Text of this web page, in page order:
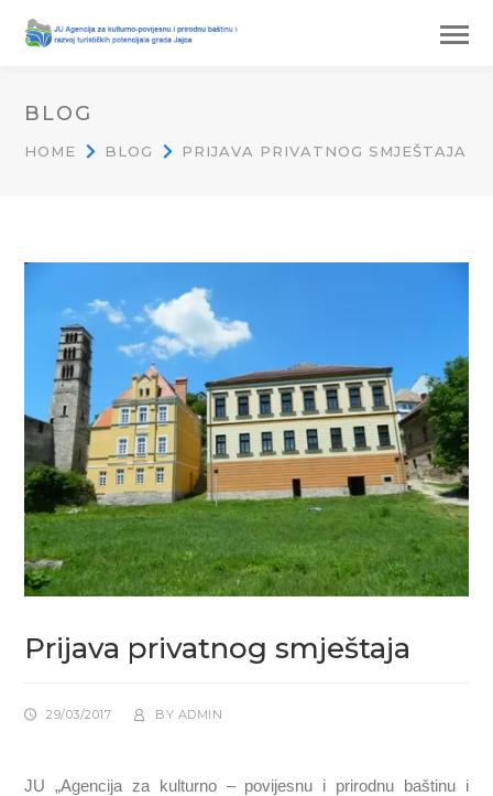
BLOG
HOME BLOG PRIJAVA PRIVATNOG SMJEŠTAJA
Prijava privatnog smještaja
29/03/2017 BY ADMIN
JU „Agencija za kulturno – povijesnu i prirodnu baštinu i